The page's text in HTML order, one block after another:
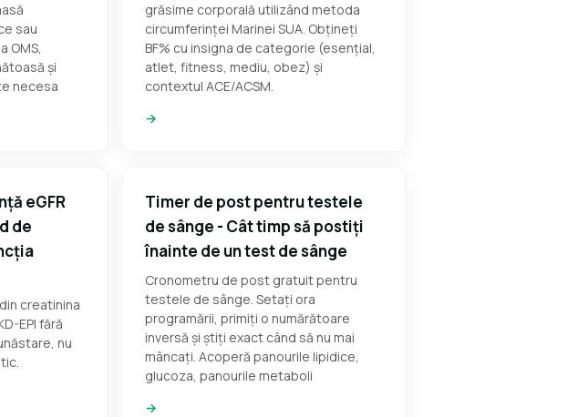
sau
OMS,
și
necesa
grăsime corporală utilizând metoda
circumferinței Marinei SUA. Obțineți
BF% cu insigna de categorie (esențial,
atlet, fitness, mediu, obez) și
contextul ACE/ACSM.
→
eGFR
de
creatinina
EPI fără
nu
Timer de post pentru testele
de sânge - Cât timp să postiți
înainte de un test de sânge
Cronometru de post gratuit pentru
testele de sânge. Setați ora
programării, primiți o numărătoare
inversă și știți exact când să nu mai
mâncați. Acoperă panourile lipidice,
glucoza, panourile metaboli
→